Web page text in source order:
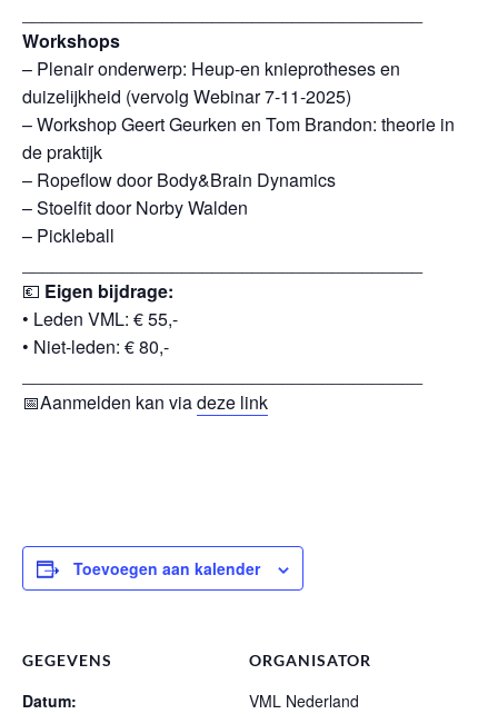
Workshops
– Plenair onderwerp: Heup-en knieprotheses en
duizelijkheid (vervolg Webinar 7-11-2025)
– Workshop Geert Geurken en Tom Brandon: theorie in
de praktijk
– Ropeflow door Body&Brain Dynamics
– Stoelfit door Norby Walden
– Pickleball
💶 Eigen bijdrage:
• Leden VML: € 55,-
• Niet-leden: € 80,-
📅Aanmelden kan viadeze link
Toevoegen aan kalender
GEGEVENS
Datum:
ORGANISATOR
VML Nederland